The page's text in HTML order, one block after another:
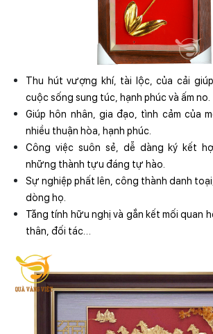
Thu hút vượng khí, tài lộc, của cải
cuộc sống sung túc, hạnh phúc và ấm no.
Giúp hôn nhân, gia đạo, tình cảm của
nhiều thuận hòa, hạnh phúc.
Công việc suôn sẻ, dễ dàng ký kết
những thành tựu đáng tự hào.
Sự nghiệp phất lên, công thành danh
dòng họ.
Tăng tính hữu nghị và gắn kết mối quan
thân, đối tác…